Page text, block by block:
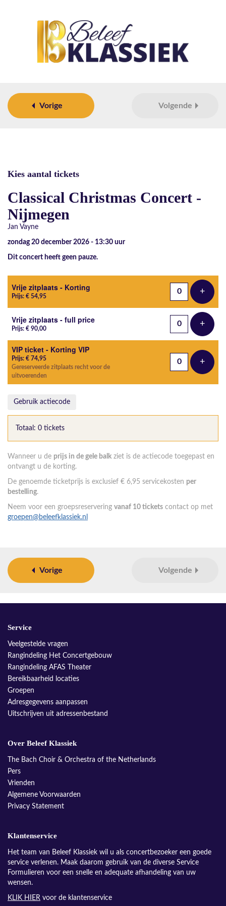
Vorige Volgende
Kies aantal tickets
Classical Christmas Concert -
Nijmegen
Jan Vayne
zondag 20 december 2026 - 13:30 uur
Dit concert heeft geen pauze.
Aantal tickets
Vrije zitplaats - Korting
Prijs: € 54,95 +Voeg
Vrije zitplaats - full price
Prijs: € 90,00 +Voeg
VIP ticket - Korting VIP
Prijs: € 74,95
Gereserveerde zitplaats recht voor de
uitvoerenden
+Voeg
Gebruik actiecode
Totaal: 0 tickets
Wanneer u de prijs in de gele balk ziet is de actiecode toegepast en
ontvangt u de korting.
De genoemde ticketprijs is exclusief € 6,95 servicekosten per
bestelling.
Neem voor een groepsreservering vanaf 10 tickets contact op met
groepen@beleefklassiek.nl
Vorige Volgende
Service
Veelgestelde vragen
Rangindeling Het Concertgebouw
Rangindeling AFAS Theater
Bereikbaarheid locaties
Groepen
Adresgegevens aanpassen
Uitschrijven uit adressenbestand
Over Beleef Klassiek
The Bach Choir & Orchestra of the Netherlands
Pers
Vrienden
Algemene Voorwaarden
Privacy Statement
Klantenservice
Het team van Beleef Klassiek wil u als concertbezoeker een goede
service verlenen. Maak daarom gebruik van de diverse Service
Formulieren voor een snelle en adequate afhandeling van uw
wensen.
KLIK HIER voor de klantenservice